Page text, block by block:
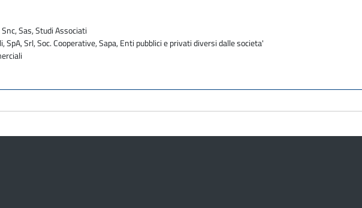
Sas, Studi Associati
Srl, Soc. Cooperative, Sapa, Enti pubblici e privati diversi dalle societa'